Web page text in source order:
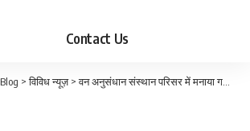
Contact Us
Blog >विविध न्यूज़>वन अनुसंधान संस्थान परिसर में मनाया गया राष्ट्रीय वन शहीद दिवस